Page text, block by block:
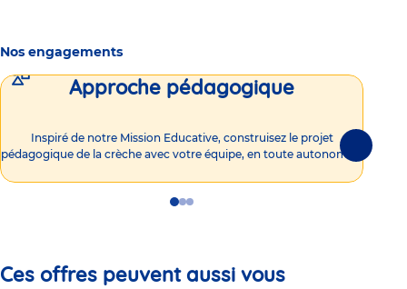
Nos engagements
Approche pédagogique
Inspiré de notre Mission Educative, construisez le projet
pédagogique de la crèche avec votre équipe, en toute autonomie !
GoGoGo
Ces offres peuvent aussi vous